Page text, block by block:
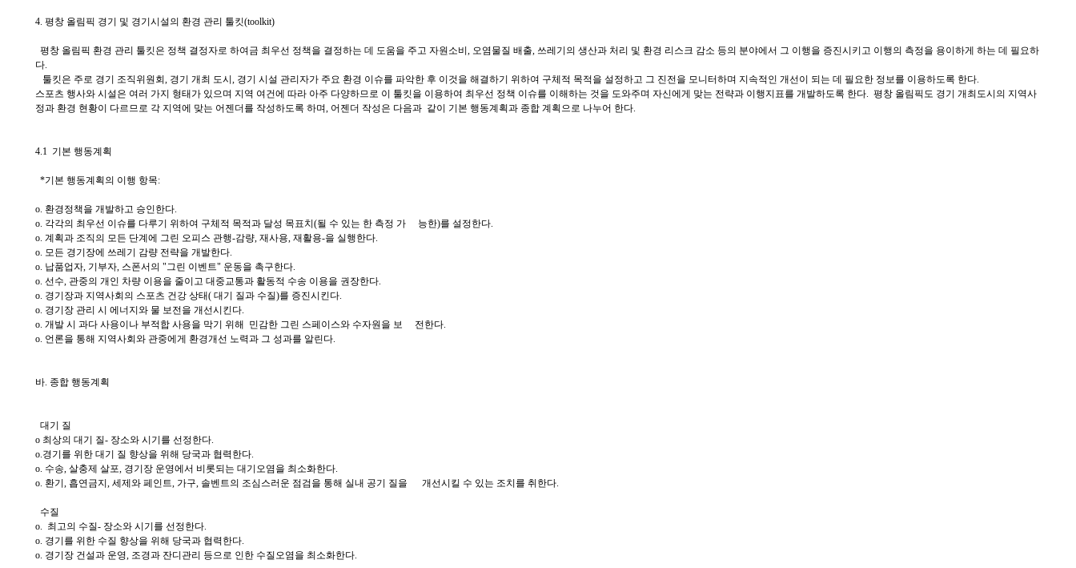
4. 평창 올림픽 경기 및 경기시설의 환경 관리 툴킷(toolkit)
평창 올림픽 환경 관리 툴킷은 정책 결정자로 하여금 최우선 정책을 결정하는 데 도움을 주고 자원소비, 오염물질 배출, 쓰레기의 생산과 처리 및 환경 리스크 감소 등의 분야에서 그 이행을 증진시키고 이행의 측정을 용이하게 하는 데 필요하
다.
툴킷은 주로 경기 조직위원회, 경기 개최 도시, 경기 시설 관리자가 주요 환경 이슈를 파악한 후 이것을 해결하기 위하여 구체적 목적을 설정하고 그 진전을 모니터하며 지속적인 개선이 되는 데 필요한 정보를 이용하도록 한다.
스포츠 행사와 시설은 여러 가지 형태가 있으며 지역 여건에 따라 아주 다양하므로 이 툴킷을 이용하여 최우선 정책 이슈를 이해하는 것을 도와주며 자신에게 맞는 전략과 이행지표를 개발하도록 한다. 평창 올림픽도 경기 개최도시의 지역사
정과 환경 현황이 다르므로 각 지역에 맞는 어젠더를 작성하도록 하며, 어젠더 작성은 다음과 같이 기본 행동계획과 종합 계획으로 나누어 한다.
4.1 기본 행동계획
*기본 행동계획의 이행 항목:
o. 환경정책을 개발하고 승인한다.
o. 각각의 최우선 이슈를 다루기 위하여 구체적 목적과 달성 목표치(될 수 있는 한 측정 가 능한)를 설정한다.
o. 계획과 조직의 모든 단계에 그린 오피스 관행-감량, 재사용, 재활용-을 실행한다.
o. 모든 경기장에 쓰레기 감량 전략을 개발한다.
o. 납품업자, 기부자, 스폰서의 "그린 이벤트" 운동을 촉구한다.
o. 선수, 관중의 개인 차량 이용을 줄이고 대중교통과 활동적 수송 이용을 권장한다.
o. 경기장과 지역사회의 스포츠 건강 상태( 대기 질과 수질)를 증진시킨다.
o. 경기장 관리 시 에너지와 물 보전을 개선시킨다.
o. 개발 시 과다 사용이나 부적합 사용을 막기 위해 민감한 그린 스페이스와 수자원을 보 전한다.
o. 언론을 통해 지역사회와 관중에게 환경개선 노력과 그 성과를 알린다.
바. 종합 행동계획
대기 질
o 최상의 대기 질- 장소와 시기를 선정한다.
o.경기를 위한 대기 질 향상을 위해 당국과 협력한다.
o. 수송, 살충제 살포, 경기장 운영에서 비롯되는 대기오염을 최소화한다.
o. 환기, 흡연금지, 세제와 페인트, 가구, 솔벤트의 조심스러운 점검을 통해 실내 공기 질을 개선시킬 수 있는 조치를 취한다.
수질
o. 최고의 수질- 장소와 시기를 선정한다.
o. 경기를 위한 수질 향상을 위해 당국과 협력한다.
o. 경기장 건설과 운영, 조경과 잔디관리 등으로 인한 수질오염을 최소화한다.